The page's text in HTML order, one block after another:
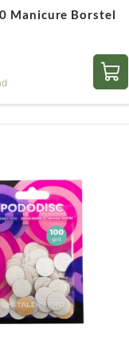
Manicure Borstel